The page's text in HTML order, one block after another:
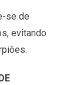
se de
evitando